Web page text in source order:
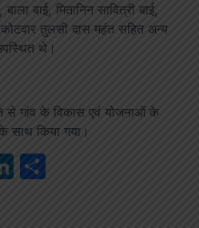
बाई, मितानिन सावित्री बाई,
तुलसी दास महंत सहित अन्य
थे।
से गांव के विकास एवं योजनाओं के
साथ किया गया।
LinkedIn